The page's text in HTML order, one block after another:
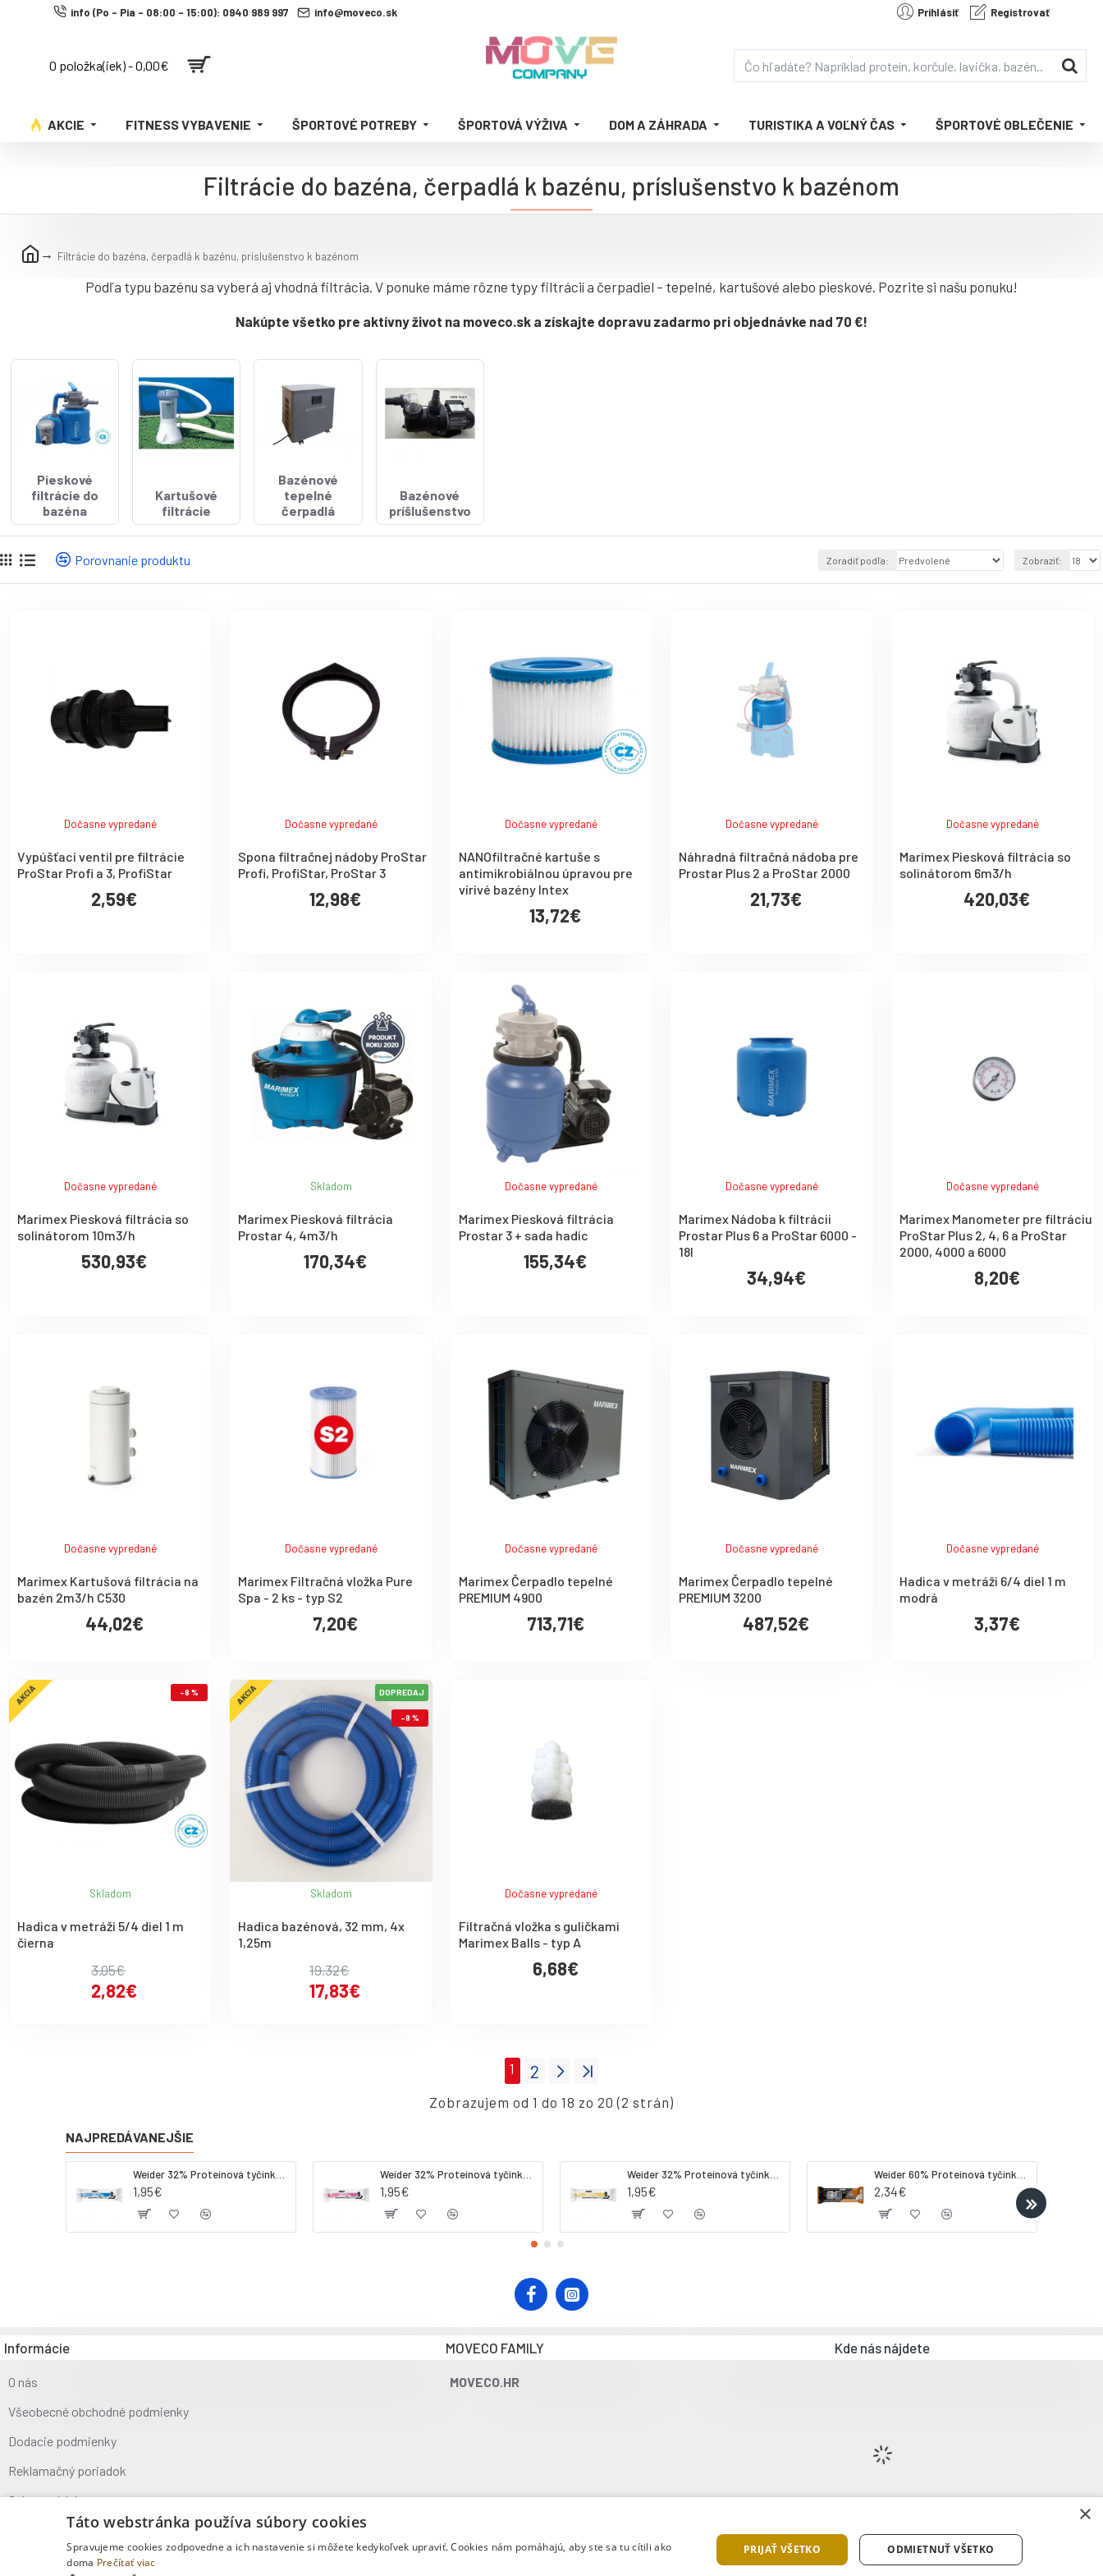
info (Po - Pia - 08:00 - 15:00): 0940 989 997 info@moveco.sk Prihlásiť Registrovať
0 položka(iek) - 0,00€
AKCIE FITNESS VYBAVENIE ŠPORTOVÉ POTREBY ŠPORTOVÁ VÝŽIVA DOM A ZÁHRADA TURISTIKA A VOĽNÝ ČAS ŠPORTOVÉ OBLEČENIE
Filtrácie do bazéna, čerpadlá k bazénu, príslušenstvo k bazénom
Filtrácie do bazéna, čerpadlá k bazénu, príslušenstvo k bazénom
Podľa typu bazénu sa vyberá aj vhodná filtrácia. V ponuke máme rôzne typy filtrácií a čerpadiel – tepelné, kartušové alebo pieskové. Pozrite si našu ponuku!
Nakúpte všetko pre aktívny život na moveco.sk a získajte dopravu zadarmo pri objednávke nad 70 €!
Pieskové
filtrácie do
bazéna
Kartušové
filtrácie
Bazénové
tepelné
čerpadlá
Bazénové
príšlušenstvo
Porovnanie produktu Zoradiť podľa: Zobraziť:
Dočasne vypredané
Vypúšťací ventil pre filtrácie
ProStar Profi a 3, ProfiStar
2,59€
Dočasne vypredané
Spona filtračnej nádoby ProStar
Profi, ProfiStar, ProStar 3
12,98€
Dočasne vypredané
NANOfiltračné kartuše s
antimikrobiálnou úpravou pre
vírivé bazény Intex
13,72€
Dočasne vypredané
Náhradná filtračná nádoba pre
Prostar Plus 2 a ProStar 2000
21,73€
Dočasne vypredané
Marimex Piesková filtrácia so
solinátorom 6m3/h
420,03€
Dočasne vypredané
Marimex Piesková filtrácia so
solinátorom 10m3/h
530,93€
Skladom
Marimex Piesková filtrácia
Prostar 4, 4m3/h
170,34€
Dočasne vypredané
Marimex Piesková filtrácia
Prostar 3 + sada hadíc
155,34€
Dočasne vypredané
Marimex Nádoba k filtrácii
Prostar Plus 6 a ProStar 6000 -
18l
34,94€
Dočasne vypredané
Marimex Manometer pre filtráciu
ProStar Plus 2, 4, 6 a ProStar
2000, 4000 a 6000
8,20€
Dočasne vypredané
Marimex Kartušová filtrácia na
bazén 2m3/h C530
44,02€
Dočasne vypredané
Marimex Filtračná vložka Pure
Spa - 2 ks - typ S2
7,20€
Dočasne vypredané
Marimex Čerpadlo tepelné
PREMIUM 4900
713,71€
Dočasne vypredané
Marimex Čerpadlo tepelné
PREMIUM 3200
487,52€
Dočasne vypredané
Hadica v metráži 6/4 diel 1 m
modrá
3,37€
AKCIA -8 %
Skladom
Hadica v metráži 5/4 diel 1 m
čierna
2,82€
3,05€
AKCIA DOPREDAJ
-8 %
Skladom
Hadica bazénová, 32 mm, 4x
1,25m
17,83€
19,32€
Dočasne vypredané
Filtračná vložka s guličkami
Marimex Balls - typ A
6,68€
1 2
Zobrazujem od 1 do 18 zo 20 (2 strán)
NAJPREDÁVANEJŠIE
Weider 32% Proteínová tyčinka - kokos, 60 g
1,95€
Weider 32% Proteínová tyčinka. 60 g jahoda
1,95€
Weider 32% Proteínová tyčinka - banán, 60 g
1,95€
Weider 60% Proteínová tyčinka, 45 g salted peanut caramel
2,34€
Informácie
O nás
Všeobecné obchodné podmienky
Dodacie podmienky
Reklamačný poriadok
Ochrana údajov
MOVECO FAMILY
MOVECO.HR
Kde nás nájdete
×
Táto webstránka používa súbory cookies
Spravujeme cookies zodpovedne a ich nastavenie si môžete kedykoľvek upraviť. Cookies nám pomáhajú, aby ste sa tu cítili ako
doma Prečítať viac
PRIJAŤ VŠETKO ODMIETNUŤ VŠETKO